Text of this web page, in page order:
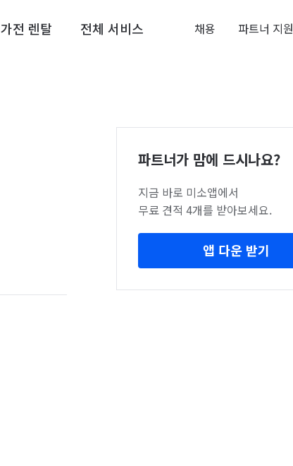
가전 렌탈 전체 서비스 채용 파트너 지원
파트너가 맘에 드시나요?
지금 바로 미소앱에서
무료 견적 4개를 받아보세요.
앱 다운 받기